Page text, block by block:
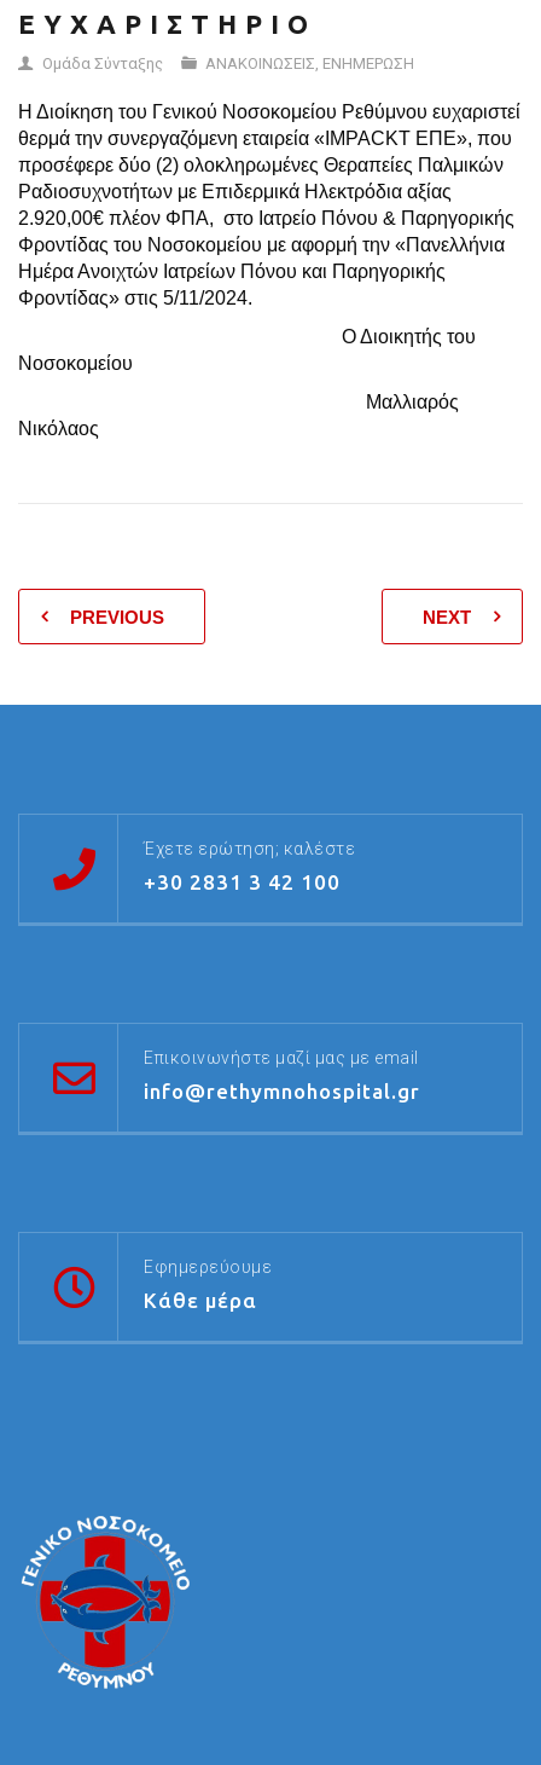
Ε Υ Χ Α Ρ Ι Σ Τ Η Ρ Ι Ο
Ομάδα Σύνταξης ΑΝΑΚΟΙΝΩΣΕΙΣ, ΕΝΗΜΕΡΩΣΗ
Η Διοίκηση του Γενικού Νοσοκομείου Ρεθύμνου ευχαριστεί
θερμά την συνεργαζόμενη εταιρεία «IMPACKT ΕΠΕ», που
προσέφερε δύο (2) ολοκληρωμένες Θεραπείες Παλμικών
Ραδιοσυχνοτήτων με Επιδερμικά Ηλεκτρόδια αξίας
2.920,00€ πλέον ΦΠΑ, στο Ιατρείο Πόνου & Παρηγορικής
Φροντίδας του Νοσοκομείου με αφορμή την «Πανελλήνια
Ημέρα Ανοιχτών Ιατρείων Πόνου και Παρηγορικής
Φροντίδας» στις 5/11/2024.
Ο Διοικητής του
Νοσοκομείου
Μαλλιαρός
Νικόλαος
PREVIOUS NEXT
Έχετε ερώτηση; καλέστε
+30 2831 3 42 100
Επικοινωνήστε μαζί μας με email
info@rethymnohospital.gr
Εφημερεύουμε
Κάθε μέρα